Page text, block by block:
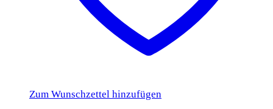
Zum Wunschzettel hinzufügen